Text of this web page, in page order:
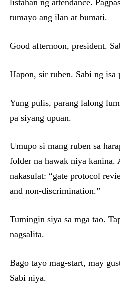
listahan ng attendance.
tumayo ang ilan at bumati.
Good afternoon, president.
Hapon, sir ruben. Sabi ng isa
Yung pulis, parang lalong
pa siyang upuan.
Umupo si mang ruben sa
folder na hawak niya kanina.
nakasulat: “gate protocol
and non-discrimination.”
Tumingin siya sa mga tao.
nagsalita.
Bago tayo mag-start, may
Sabi niya.